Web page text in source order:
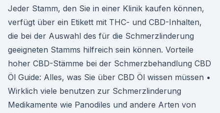
Jeder Stamm, den Sie in einer Klinik kaufen können,
verfügt über ein Etikett mit THC- und CBD-Inhalten,
die bei der Auswahl des für die Schmerzlinderung
geeigneten Stamms hilfreich sein können. Vorteile
hoher CBD-Stämme bei der Schmerzbehandlung CBD
Öl Guide: Alles, was Sie über CBD Öl wissen müssen •
Wirklich viele benutzen zur Schmerzlinderung
Medikamente wie Panodiles und andere Arten von